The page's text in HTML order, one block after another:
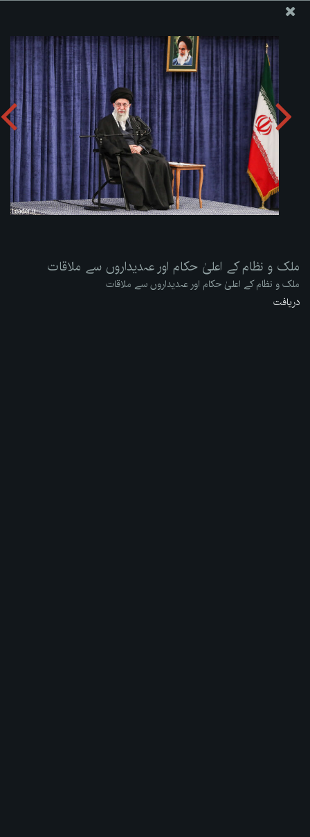
ملک و نظام کے اعلیٰ حکام اور عہدیداروں سے ملاقات
تصویری البم دریافت کریں: zip
ملک و نظام کے اعلیٰ حکام اور عہدیداروں سے ملاقات
ملک و نظام کے اعلیٰ حکام اور عہدیداروں سے ملاقات
دریافت